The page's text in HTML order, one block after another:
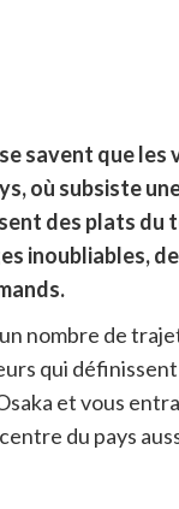
savent que
où subsiste
des plats
inoubliables,
nombre de
qui
et vous
du pays